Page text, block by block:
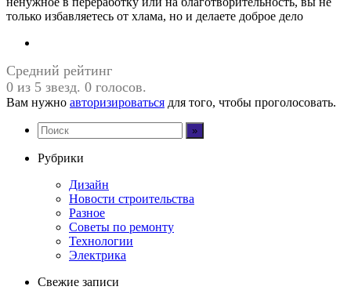
только избавляетесь от хлама, но и делаете доброе дело
Средний рейтинг
0 из 5 звезд. 0 голосов.
Вам нужно авторизироваться для того, чтобы проголосовать.
Рубрики
Дизайн
Новости строительства
Разное
Советы по ремонту
Технологии
Электрика
Свежие записи